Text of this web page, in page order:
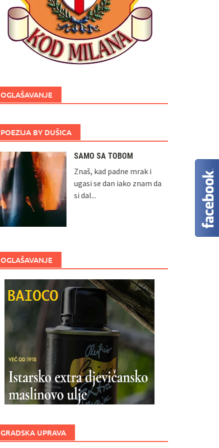
OGLAŠAVANJE
POEZIJA BY DUŠICA
SAMO SA TOBOM
Znaš, kad padne mrak i
ugasi se dan iako znam da
si dal...
OGLAŠAVANJE
GRADSKA UPRAVA